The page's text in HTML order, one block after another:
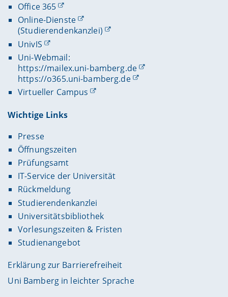
Office 365
Online-Dienste
(Studierendenkanzlei)
UnivIS
Uni-Webmail:
https://mailex.uni-bamberg.de
https://o365.uni-bamberg.de
Virtueller Campus
Wichtige Links
Presse
Öffnungszeiten
Prüfungsamt
IT-Service der Universität
Rückmeldung
Studierendenkanzlei
Universitätsbibliothek
Vorlesungszeiten & Fristen
Studienangebot
Erklärung zur Barrierefreiheit
Uni Bamberg in leichter Sprache